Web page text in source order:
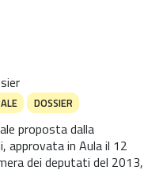
DOSSIER
proposta dalla
approvata in Aula il 12
dei deputati del 2013,